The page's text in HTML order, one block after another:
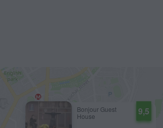
Bonjour Guest
House
9,5